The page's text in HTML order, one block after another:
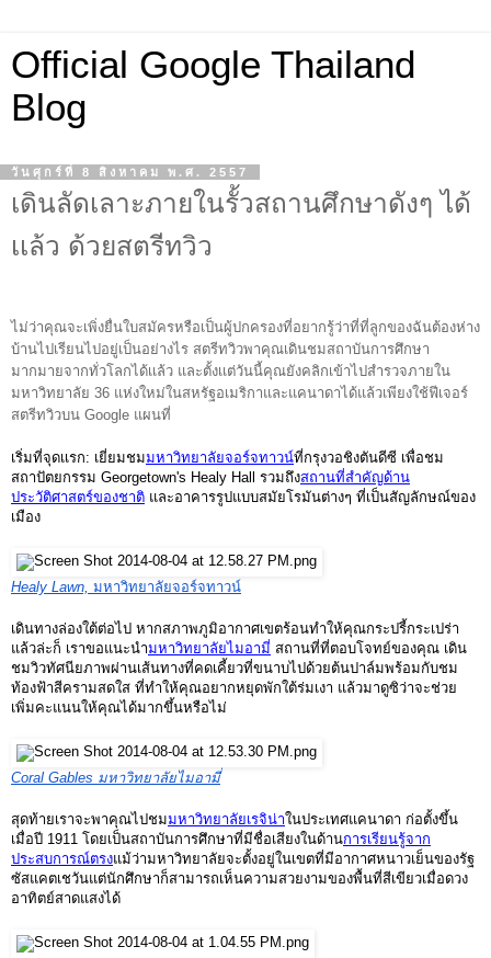
Official Google Thailand
Blog
วันศุกร์ที่ 8 สิงหาคม พ.ศ. 2557
เดินลัดเลาะภายในรั้วสถานศึกษาดังๆ ได้
เเล้ว ด้วยสตรีทวิว
ไม่ว่าคุณจะเพิ่งยื่นใบสมัครหรือเป็นผู้ปกครองที่อยากรู้ว่าที่ที่ลูกของฉันต้องห่าง
บ้านไปเรียนไปอยู่เป็นอย่างไร สตรีทวิวพาคุณเดินชมสถาบันการศึกษา
มากมายจากทั่วโลกได้เเล้ว และตั้งเเต่วันนี้คุณยังคลิกเข้าไปสำรวจภายใน
มหาวิทยาลัย 36 แห่งใหม่ในสหรัฐอเมริกาและแคนาดาได้แล้วเพียงใช้ฟีเจอร์
สตรีทวิวบน Google แผนที่
เริ่มที่จุดเเรก: เยี่ยมชมมหาวิทยาลัยจอร์จทาวน์ที่กรุงวอชิงตันดีซี เพื่อชม
สถาปัตยกรรม Georgetown's Healy Hall รวมถึงสถานที่สำคัญด้าน
ประวัติศาสตร์ของชาติ และอาคารรูปแบบสมัยโรมันต่างๆ ที่เป็นสัญลักษณ์ของ
เมือง
Healy Lawn, มหาวิทยาลัยจอร์จทาวน์
เดินทางล่องใต้ต่อไป หากสภาพภูมิอากาศเขตร้อนทำให้คุณกระปรี้กระเปร่า
แล้วล่ะก็ เราขอแนะนำมหาวิทยาลัยไมอามี่ สถานที่ที่ตอบโจทย์ของคุณ เดิน
ชมวิวทัศนียภาพผ่านเส้นทางที่คดเคี้ยวที่ขนาบไปด้วยต้นปาล์มพร้อมกับชม
ท้องฟ้าสีครามสดใส ที่ทำให้คุณอยากหยุดพักใต้ร่มเงา แล้วมาดูซิว่าจะช่วย
เพิ่มคะแนนให้คุณได้มากขึ้นหรือไม่
Coral Gables มหาวิทยาลัยไมอามี่
สุดท้ายเราจะพาคุณไปชมมหาวิทยาลัยเรจิน่าในประเทศแคนาดา ก่อตั้งขึ้น
เมื่อปี 1911 โดยเป็นสถาบันการศึกษาที่มีชื่อเสียงในด้านการเรียนรู้จาก
ประสบการณ์ตรงแม้ว่ามหาวิทยาลัยจะตั้งอยู่ในเขตที่มีอากาศหนาวเย็นของรัฐ
ซัสแคตเชวันแต่นักศึกษาก็สามารถเห็นความสวยงามของพื้นที่สีเขียวเมื่อดวง
อาทิตย์สาดแสงได้